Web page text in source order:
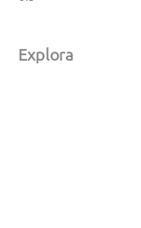
Explora